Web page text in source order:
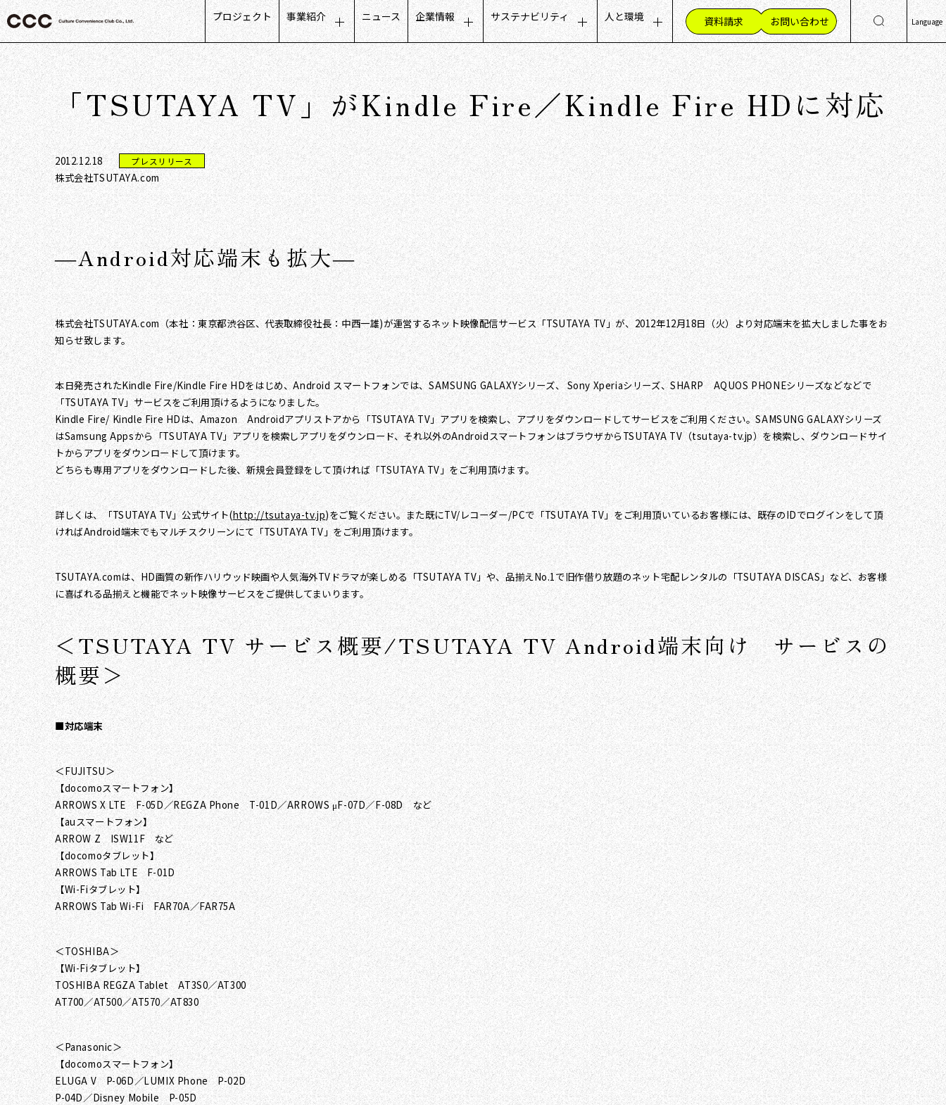
プロジェクト 事業紹介
カスタマーエクスペリエンス
リテールビジネス
ライフデザインビジネス
パートナーコミュニケーション
データベースマーケティング
ニュース 企業情報
トップメッセージ
会社概要
ミッション・ビジョン・価値観
グループ会社
役員構成
沿革
数字で見るCCC
サステナビリティ
サステナビリティに関するメッセージ
公平でインクルーシブな取り組み
地域社会との取り組み
ガバナンスについて
人と環境
募集職種（採用情報）
人材への想い
働く環境
社員の声
資料請求 お問い合わせ Language
日
简
繁
「TSUTAYA TV」がKindle Fire／Kindle Fire HDに対応
2012.12.18 プレスリリース
株式会社TSUTAYA.com
―Android対応端末も拡大―
株式会社TSUTAYA.com（本社：東京都渋谷区、代表取締役社長：中西一雄)が運営するネット映像配信サービス「TSUTAYA TV」が、2012年12月18日（火）より対応端末を拡大しました事をお
知らせ致します。
本日発売されたKindle Fire/Kindle Fire HDをはじめ、Android スマートフォンでは、SAMSUNG GALAXYシリーズ、 Sony Xperiaシリーズ、SHARP AQUOS PHONEシリーズなどなどで
「TSUTAYA TV」サービスをご利用頂けるようになりました。
Kindle Fire/ Kindle Fire HDは、Amazon Androidアプリストアから「TSUTAYA TV」アプリを検索し、アプリをダウンロードしてサービスをご利用ください。SAMSUNG GALAXYシリーズ
はSamsung Appsから「TSUTAYA TV」アプリを検索しアプリをダウンロード、それ以外のAndroidスマートフォンはブラウザからTSUTAYA TV（tsutaya-tv.jp）を検索し、ダウンロードサイ
トからアプリをダウンロードして頂けます。
どちらも専用アプリをダウンロードした後、新規会員登録をして頂ければ「TSUTAYA TV」をご利用頂けます。
詳しくは、「TSUTAYA TV」公式サイト(http://tsutaya-tv.jp)をご覧ください。また既にTV/レコーダー/PCで「TSUTAYA TV」をご利用頂いているお客様には、既存のIDでログインをして頂
ければAndroid端末でもマルチスクリーンにて「TSUTAYA TV」をご利用頂けます。
TSUTAYA.comは、HD画質の新作ハリウッド映画や人気海外TVドラマが楽しめる「TSUTAYA TV」や、品揃えNo.1で旧作借り放題のネット宅配レンタルの「TSUTAYA DISCAS」など、お客様
に喜ばれる品揃えと機能でネット映像サービスをご提供してまいります。
＜TSUTAYA TV サービス概要/TSUTAYA TV Android端末向け サービスの
概要＞
■対応端末
＜FUJITSU＞
【docomoスマートフォン】
ARROWS X LTE F-05D／REGZA Phone T-01D／ARROWS μF-07D／F-08D など
【auスマートフォン】
ARROW Z ISW11F など
【docomoタブレット】
ARROWS Tab LTE F-01D
【Wi-Fiタブレット】
ARROWS Tab Wi-Fi FAR70A／FAR75A
＜TOSHIBA＞
【Wi-Fiタブレット】
TOSHIBA REGZA Tablet AT3S0／AT300
AT700／AT500／AT570／AT830
＜Panasonic＞
【docomoスマートフォン】
ELUGA V P-06D／LUMIX Phone P-02D
P-04D／Disney Mobile P-05D